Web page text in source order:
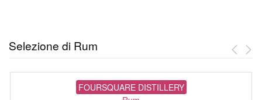
Selezione di Rum
FOURSQUARE DISTILLERY